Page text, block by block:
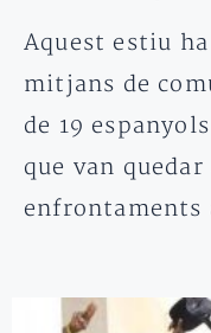
Aquest estiu
mitjans de
de 19
que van
enfrontaments